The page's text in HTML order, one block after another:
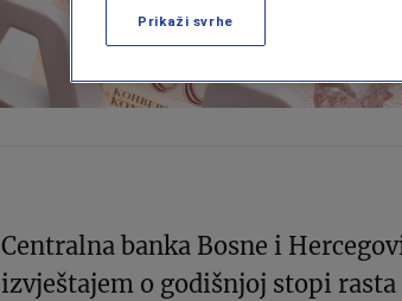
Centralna banka Bosne i
izvještajem o godišnjoj stopi
Prikaži svrhe